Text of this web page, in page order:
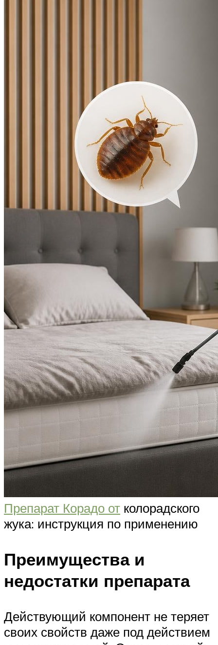
Препарат Корадо от колорадского
жука: инструкция по применению
Преимущества и
недостатки препарата
Действующий компонент не теряет
своих свойств даже под действием